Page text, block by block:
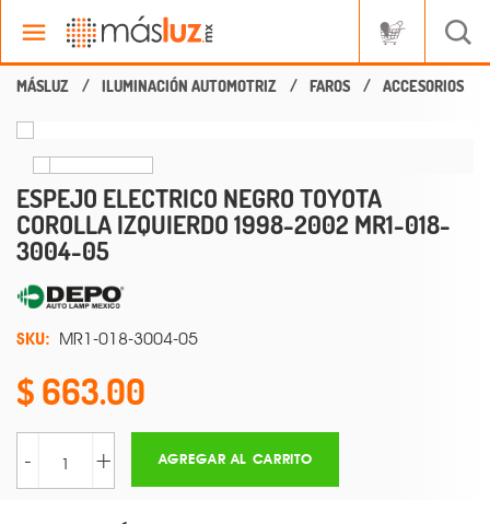
ILUMINACIÓN AUTOMOTRIZ FAROS ACCESORIOS
ESPEJO ELECTRICO NEGRO TOYOTA
COROLLA IZQUIERDO 1998-2002 MR1-018-
3004-05
SKU: MR1-018-3004-05
663.00
- + AGREGAR AL CARRITO